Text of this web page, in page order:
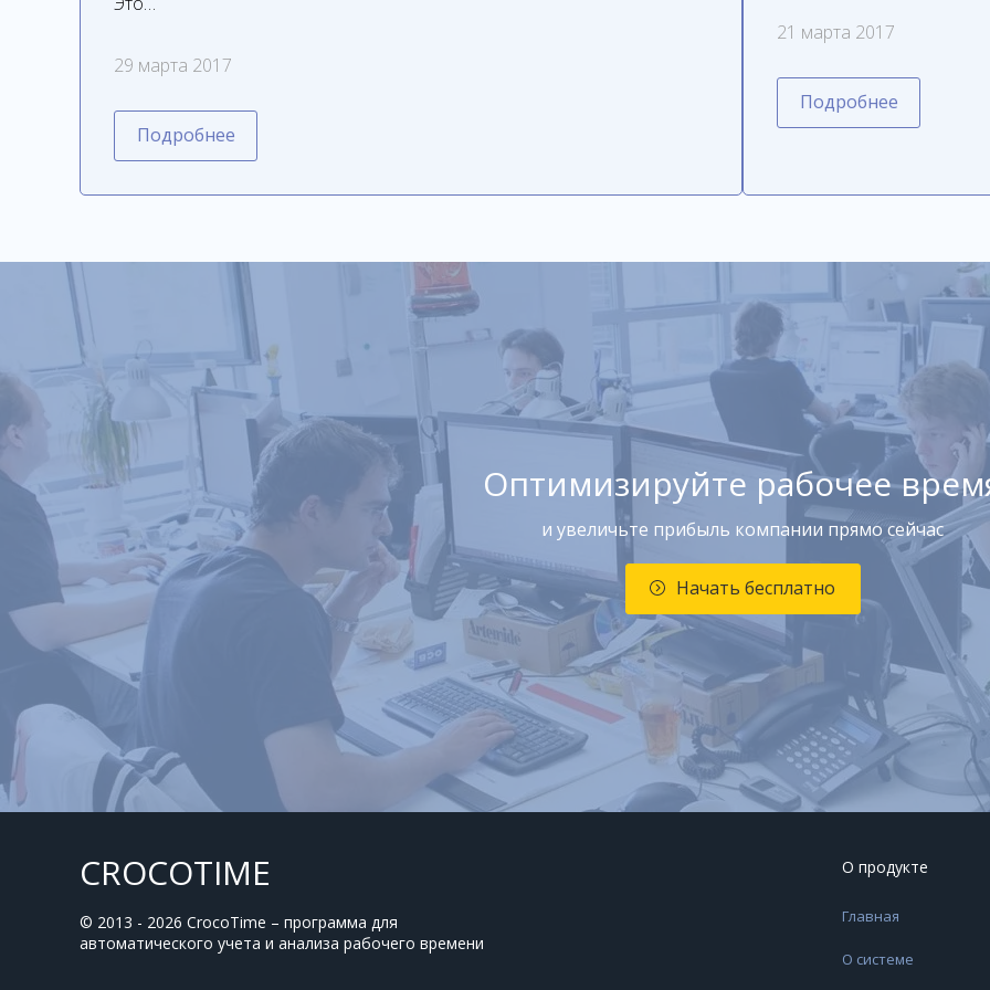
29 марта 2017
Подробнее
21 марта 2017
Подробнее
Оптимизируйте рабочее
и увеличьте прибыль компании прямо сейчас
Начать бесплатно
CROCOTIME
© 2013 - 2026 CrocoTime – программа для
автоматического учета и анализа рабочего времени
О продукте
Главная
О системе